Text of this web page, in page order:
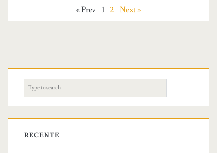
« Prev 1 2 Next »
e
r
c
RECENTE